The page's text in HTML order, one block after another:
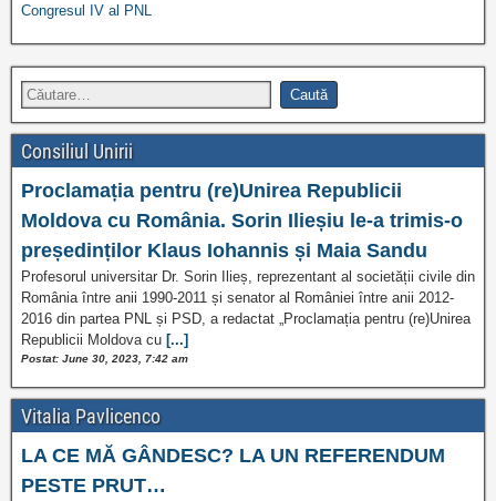
Congresul IV al PNL
Consiliul Unirii
Proclamația pentru (re)Unirea Republicii
Moldova cu România. Sorin Ilieșiu le-a trimis-o
președinților Klaus Iohannis și Maia Sandu
Profesorul universitar Dr. Sorin Ilieș, reprezentant al societății civile din
România între anii 1990-2011 și senator al României între anii 2012-
2016 din partea PNL și PSD, a redactat „Proclamația pentru (re)Unirea
Republicii Moldova cu [...]
Postat: June 30, 2023, 7:42 am
Vitalia Pavlicenco
LA CE MĂ GÂNDESC? LA UN REFERENDUM
PESTE PRUT…